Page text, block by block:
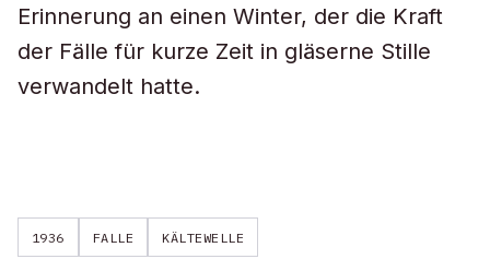
Erinnerung an einen Winter, der die Kraft
der Fälle für kurze Zeit in gläserne Stille
verwandelt hatte.
1936 FALLE KÄLTEWELLE